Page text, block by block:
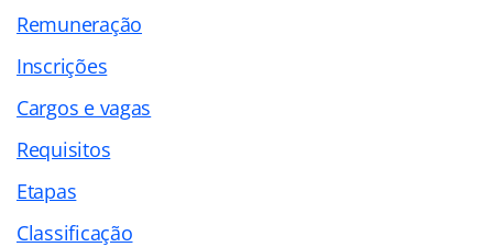
Remuneração
Inscrições
Cargos e vagas
Requisitos
Etapas
Classificação